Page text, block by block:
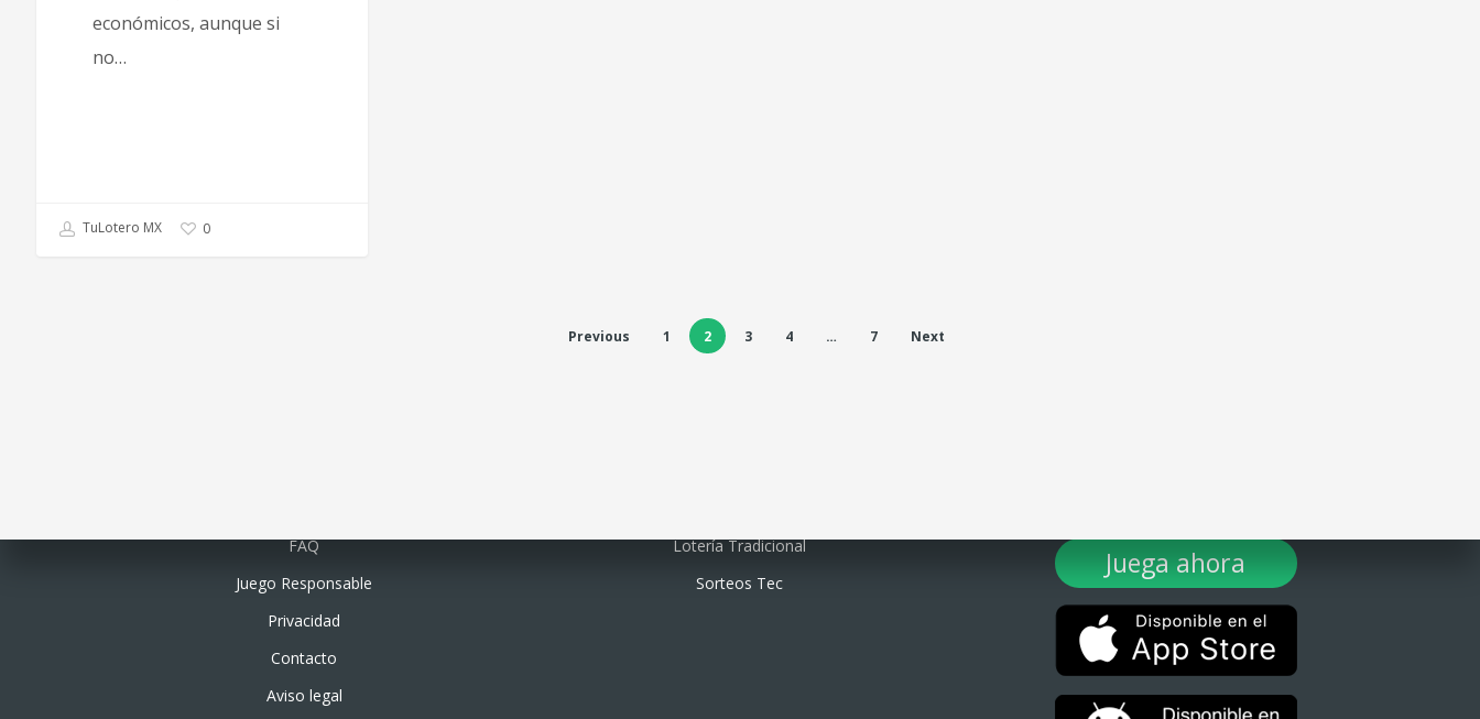
económicos, aunque si
no…
TuLotero MX 0
Previous 1 2 3 4 … 7 Next
FAQ
Juego Responsable
Privacidad
Contacto
Aviso legal
Lotería Tradicional
Sorteos Tec
Juega ahora